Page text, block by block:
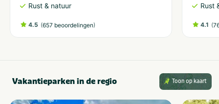
Rust & natuur
4.5 (657 beoordelingen)
Rust
4.1 (
Vakantieparken in de regio Toon op kaart